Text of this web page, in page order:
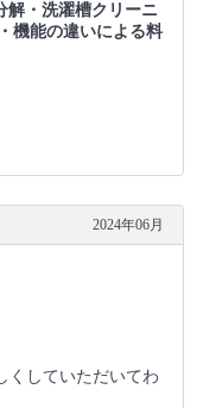
解・洗濯槽クリーニ
機能の違いによる料
2024年06月
くしていただいてわ